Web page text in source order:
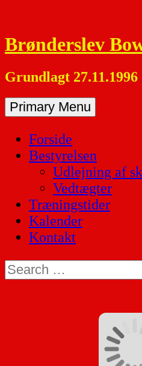
content
Brønderslev
Grundlagt 27.11.1996
Primary Menu
Forside
Bestyrelsen
Udlejning af
Vedtægter
Træningstider
Kalender
Kontakt
Search
for: